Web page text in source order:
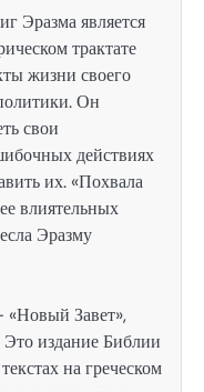
Эразма является
трактате
жизни своего
Он
свои
действиях
их. «Похвала
влиятельных
Эразму
«Новый Завет»,
издание Библии
на греческом